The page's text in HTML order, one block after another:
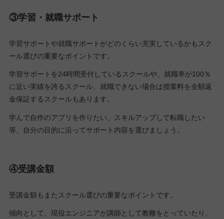
③学習・就職サポート
学習サポートや就職サポートがどのくらい充実しているかもスク
ール選びの重要なポイントです。
学習サポートを24時間受付しているスクールや、就職率が100％
に近い実績を誇るスクール、就職できない場合は授業料を全額返
金保証するスクールもあります。
学んで自作のアプリを作りたい、スキルアップして転職したい
等、自分の目的に沿ってサポート内容を選びましょう。
④受講金額
受講金額もまたスクール選びの重要なポイントです。
傾向として、現役エンジニアが講師として教鞭をとっていたり、